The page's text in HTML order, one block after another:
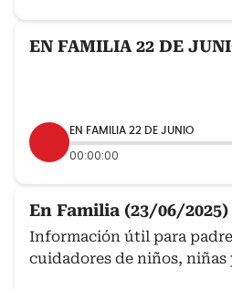
EN FAMILIA 22 DE
EN FAMILIA 22 DE JUNIO
00:00:00
En Familia (23/06/2025)
Información útil para
cuidadores de niños, niñas